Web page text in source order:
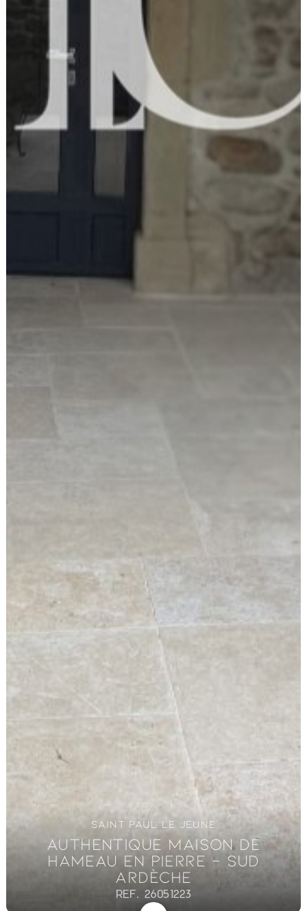
SAINT PAUL LE JEUNE
AUTHENTIQUE MAISON DE
HAMEAU EN PIERRE – SUD
ARDÈCHE
REF. 26051223